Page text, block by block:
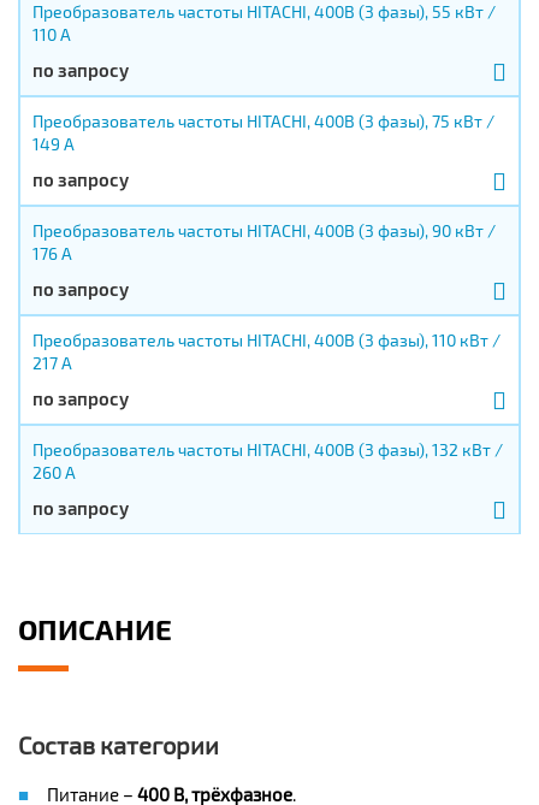
Преобразователь частоты HITACHI, 400В (3 фазы), 55 кВт /
110 А
по запросу
Преобразователь частоты HITACHI, 400В (3 фазы), 75 кВт /
149 А
по запросу
Преобразователь частоты HITACHI, 400В (3 фазы), 90 кВт /
176 А
по запросу
Преобразователь частоты HITACHI, 400В (3 фазы), 110 кВт /
217 А
по запросу
Преобразователь частоты HITACHI, 400В (3 фазы), 132 кВт /
260 А
по запросу
ОПИСАНИЕ
Состав категории
Питание – 400 В, трёхфазное.